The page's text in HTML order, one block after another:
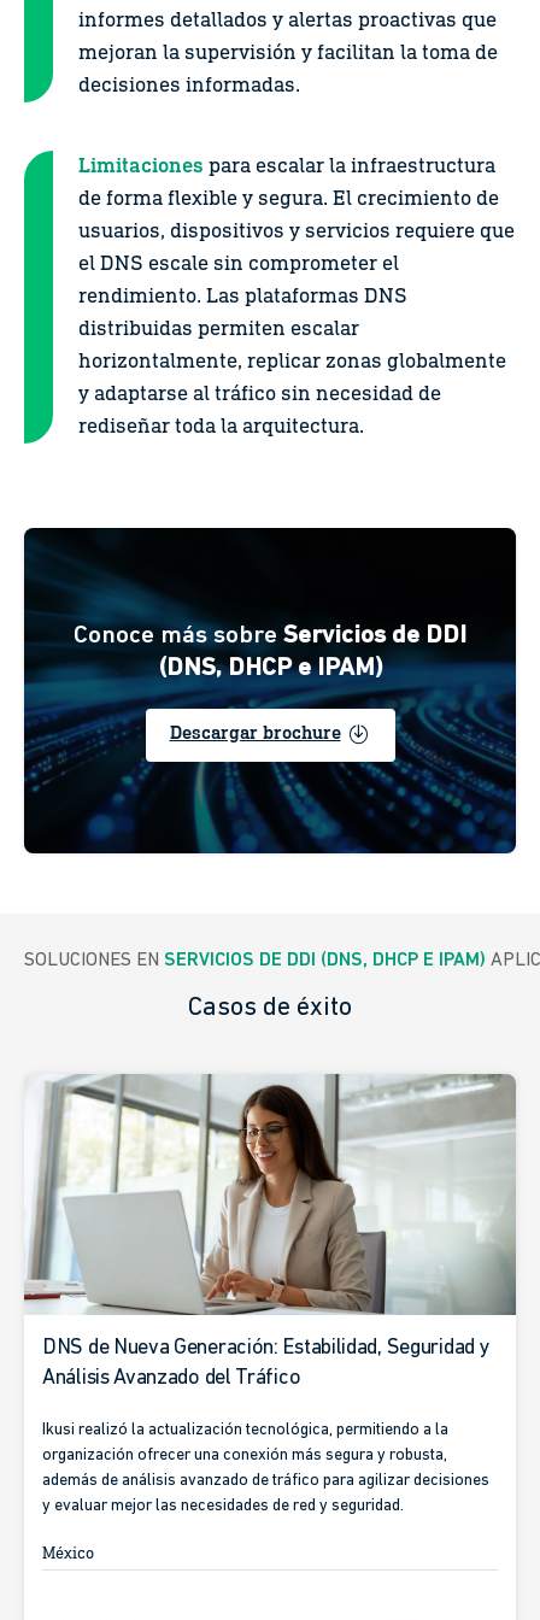
informes detallados y alertas proactivas que
mejoran la supervisión y facilitan la toma de
decisiones informadas.
Limitaciones para escalar la infraestructura
de forma flexible y segura. El crecimiento de
usuarios, dispositivos y servicios requiere que
el DNS escale sin comprometer el
rendimiento. Las plataformas DNS
distribuidas permiten escalar
horizontalmente, replicar zonas globalmente
y adaptarse al tráfico sin necesidad de
rediseñar toda la arquitectura.
Conoce más sobre Servicios de DDI
(DNS, DHCP e IPAM)
Descargar brochure enable
SOLUCIONES EN SERVICIOS DE DDI (DNS, DHCP E IPAM)
Casos de éxito
DNS de Nueva Generación: Estabilidad, Seguridad y
Análisis Avanzado del Tráfico
Ikusi realizó la actualización tecnológica, permitiendo a la
organización ofrecer una conexión más segura y robusta,
además de análisis avanzado de tráfico para agilizar decisiones
y evaluar mejor las necesidades de red y seguridad.
México